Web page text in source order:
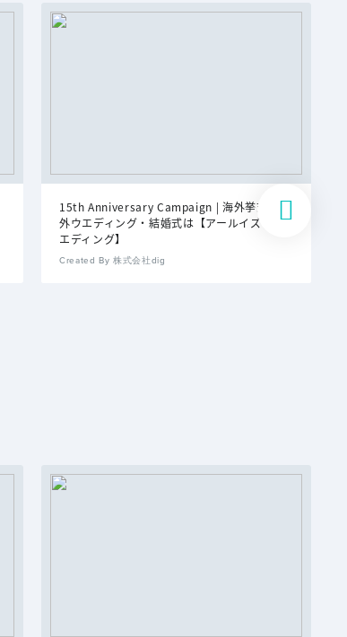
15th Anniversary Campaign | 海外挙式・海
外ウエディング・結婚式は【アールイズ・ウ
エディング】
Created By 株式会社dig